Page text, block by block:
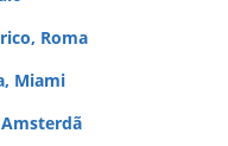
Roma
Miami